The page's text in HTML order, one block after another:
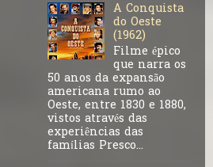
A Conquista
do Oeste
(1962)
Filme épico
que narra os
50 anos da expansão
americana rumo ao
Oeste, entre 1830 e 1880,
vistos através das
experiências das
famílias Presco...